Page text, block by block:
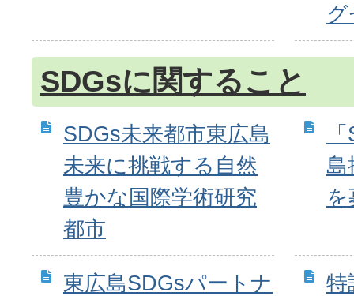
SDGsに関すること
SDGs未来都市東広島
未来に挑戦する自然
豊かな国際学術研究
都市
島
東広島SDGsパートナ
特